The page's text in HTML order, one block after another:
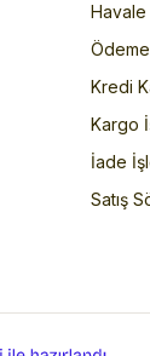
Havale
Kredi
Kargo
İade
Satış